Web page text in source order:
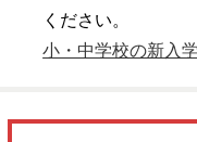
ください。
小・中学校の新入